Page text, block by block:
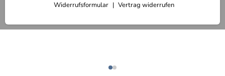
Widerrufsformular
Vertrag widerrufen